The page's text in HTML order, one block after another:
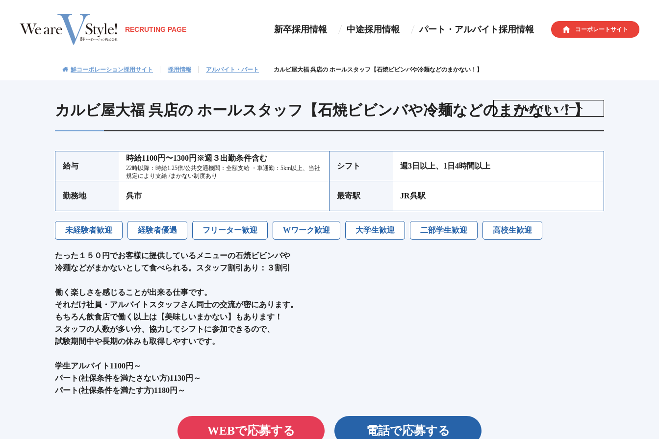
RECRUTING PAGE 新卒採用情報 中途採用情報 パート・アルバイト採用情報 コーポレートサイト
鮮コーポレーション採用サイト 採用情報 アルバイト・パート カルビ屋大福 呉店の ホールスタッフ【石焼ビビンバや冷麺などのまかない！】
カルビ屋大福 呉店の ホールスタッフ【石焼ビビンバや冷麺などのまかない！】
アルバイト・パート
給与
時給1100円〜1300円※週３出勤条件含む
22時以降：時給1.25倍/公共交通機関：全額支給 ・車通勤：5km以上、当社
規定により支給 /まかない制度あり
シフト 週3日以上、1日4時間以上
勤務地 呉市 最寄駅 JR呉駅
未経験者歓迎 経験者優遇 フリーター歓迎 Wワーク歓迎 大学生歓迎 二部学生歓迎 高校生歓迎
たった１５０円でお客様に提供しているメニューの石焼ビビンバや
冷麺などがまかないとして食べられる。スタッフ割引あり：３割引
働く楽しさを感じることが出来る仕事です。
それだけ社員・アルバイトスタッフさん同士の交流が密にあります。
もちろん飲食店で働く以上は【美味しいまかない】もあります！
スタッフの人数が多い分、協力してシフトに参加できるので、
試験期間中や長期の休みも取得しやすいです。
学生アルバイト1100円～
パート(社保条件を満たさない方)1130円～
パート(社保条件を満たす方)1180円～
WEBで応募する 電話で応募する